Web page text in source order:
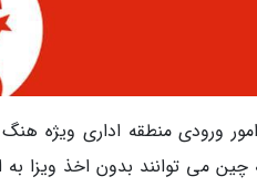
امور ورودی منطقه اداری ویژه